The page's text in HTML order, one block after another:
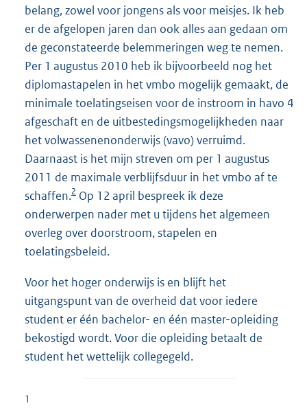
belang, zowel voor jongens als voor meisjes. Ik heb
er de afgelopen jaren dan ook alles aan gedaan om
de geconstateerde belemmeringen weg te nemen.
Per 1 augustus 2010 heb ik bijvoorbeeld nog het
diplomastapelen in het vmbo mogelijk gemaakt, de
minimale toelatingseisen voor de instroom in havo 4
afgeschaft en de uitbestedingsmogelijkheden naar
het volwassenenonderwijs (vavo) verruimd.
Daarnaast is het mijn streven om per 1 augustus
2011 de maximale verblijfsduur in het vmbo af te
schaffen.2 Op 12 april bespreek ik deze
onderwerpen nader met u tijdens het algemeen
overleg over doorstroom, stapelen en
toelatingsbeleid.
Voor het hoger onderwijs is en blijft het
uitgangspunt van de overheid dat voor iedere
student er één bachelor- en één master-opleiding
bekostigd wordt. Voor die opleiding betaalt de
student het wettelijk collegegeld.
1